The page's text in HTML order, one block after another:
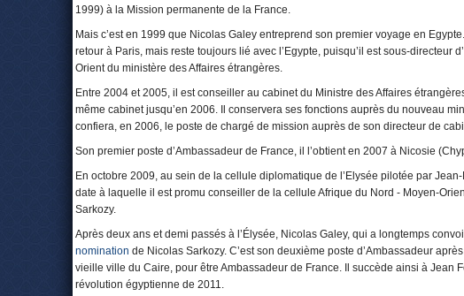
1999) à la Mission permanente de la France.
Mais c’est en 1999 que Nicolas Galey entreprend son premier voyage en
retour à Paris, mais reste toujours lié avec l’Egypte, puisqu’il est sous-directeur
Orient du ministère des Affaires étrangères.
Entre 2004 et 2005, il est conseiller au cabinet du Ministre des Affaires
même cabinet jusqu’en 2006. Il conservera ses fonctions auprès du nouveau
confiera, en 2006, le poste de chargé de mission auprès de son directeur de
Son premier poste d’Ambassadeur de France, il l’obtient en 2007 à Nicosie
En octobre 2009, au sein de la cellule diplomatique de l’Elysée pilotée par
date à laquelle il est promu conseiller de la cellule Afrique du Nord - Moyen-
Sarkozy.
Après deux ans et demi passés à l’Élysée, Nicolas Galey, qui a longtemps
nomination de Nicolas Sarkozy. C’est son deuxième poste d’Ambassadeur
vieille ville du Caire, pour être Ambassadeur de France. Il succède ainsi à
révolution égyptienne de 2011.